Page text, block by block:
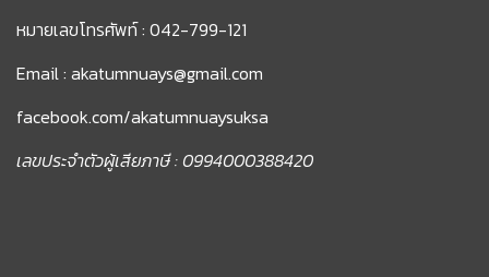
หมายเลขโทรศัพท์ : 042-799-121
Email : akatumnuays@gmail.com
facebook.com/akatumnuaysuksa
เลขประจำตัวผู้เสียภาษี : 0994000388420